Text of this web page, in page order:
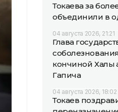
Токаева за
объединили в
04 августа 2026, 21:21
Глава
кончиной Халық
Гапича
04 августа 2026, 18:02
Токаев